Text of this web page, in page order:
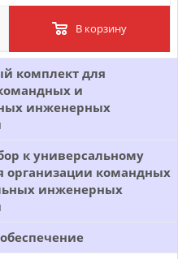
В корзину
комплект для
и
инженерных
к универсальному
организации командных
инженерных